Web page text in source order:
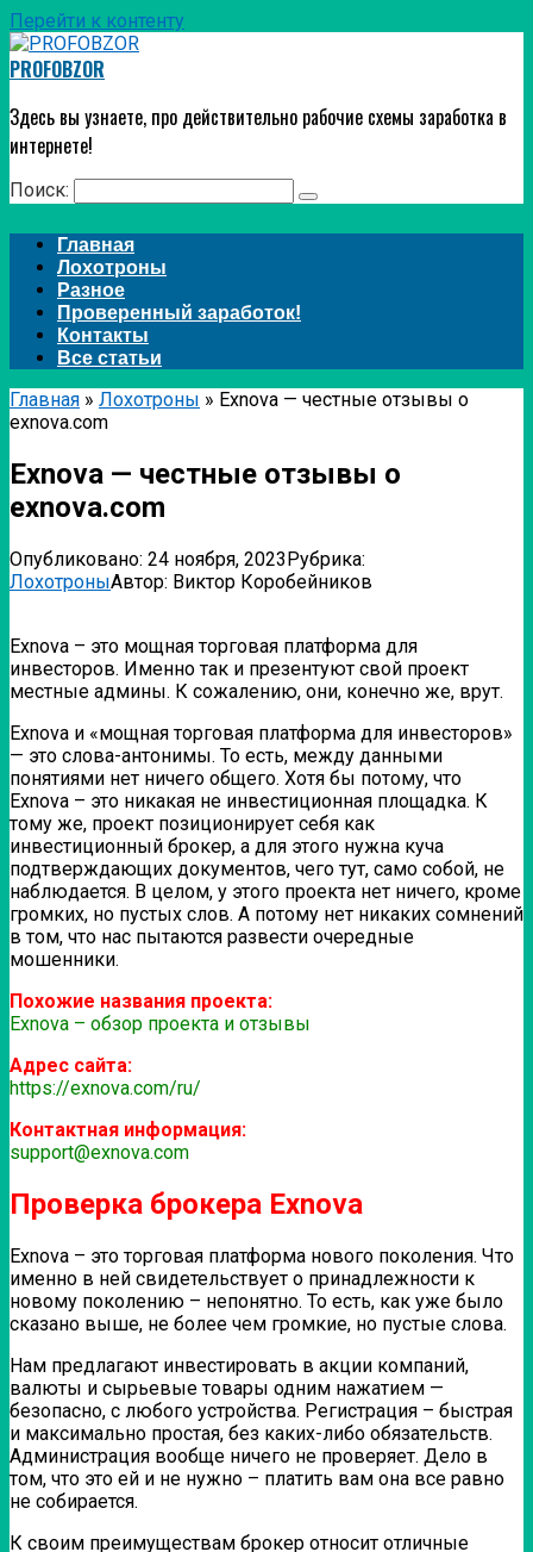
Перейти к контенту
PROFOBZOR
Здесь вы узнаете, про действительно рабочие схемы заработка в
интернете!
Поиск:
Главная
Лохотроны
Разное
Проверенный заработок!
Контакты
Все статьи
Главная » Лохотроны » Exnova — честные отзывы о
exnova.com
Exnova — честные отзывы о
exnova.com
Опубликовано: 24 ноября, 2023Рубрика:
ЛохотроныАвтор: Виктор Коробейников
Exnova – это мощная торговая платформа для
инвесторов. Именно так и презентуют свой проект
местные админы. К сожалению, они, конечно же, врут.
Exnova и «мощная торговая платформа для инвесторов»
— это слова-антонимы. То есть, между данными
понятиями нет ничего общего. Хотя бы потому, что
Exnova – это никакая не инвестиционная площадка. К
тому же, проект позиционирует себя как
инвестиционный брокер, а для этого нужна куча
подтверждающих документов, чего тут, само собой, не
наблюдается. В целом, у этого проекта нет ничего, кроме
громких, но пустых слов. А потому нет никаких сомнений
в том, что нас пытаются развести очередные
мошенники.
Похожие названия проекта:
Exnova – обзор проекта и отзывы
Адрес сайта:
https://exnova.com/ru/
Контактная информация:
support@exnova.com
Проверка брокера Exnova
Exnova – это торговая платформа нового поколения. Что
именно в ней свидетельствует о принадлежности к
новому поколению – непонятно. То есть, как уже было
сказано выше, не более чем громкие, но пустые слова.
Нам предлагают инвестировать в акции компаний,
валюты и сырьевые товары одним нажатием —
безопасно, с любого устройства. Регистрация – быстрая
и максимально простая, без каких-либо обязательств.
Администрация вообще ничего не проверяет. Дело в
том, что это ей и не нужно – платить вам она все равно
не собирается.
К своим преимуществам брокер относит отличные